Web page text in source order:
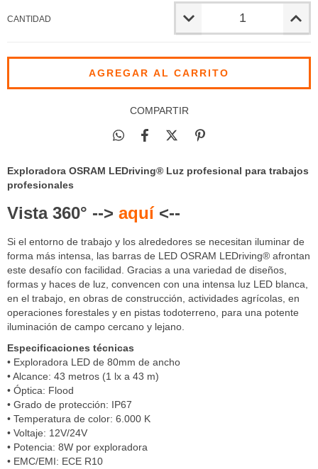
CANTIDAD
COMPARTIR
Exploradora OSRAM LEDriving® Luz profesional para trabajos
profesionales
Vista 360° --> aquí<--
Si el entorno de trabajo y los alrededores se necesitan iluminar de
forma más intensa, las barras de LED OSRAM LEDriving® afrontan
este desafío con facilidad. Gracias a una variedad de diseños,
formas y haces de luz, convencen con una intensa luz LED blanca,
en el trabajo, en obras de construcción, actividades agrícolas, en
operaciones forestales y en pistas todoterreno, para una potente
iluminación de campo cercano y lejano.
Especificaciones técnicas
• Exploradora LED de 80mm de ancho
• Alcance: 43 metros (1 lx a 43 m)
• Óptica: Flood
• Grado de protección: IP67
• Temperatura de color: 6.000 K
• Voltaje: 12V/24V
• Potencia: 8W por exploradora
• EMC/EMI: ECE R10